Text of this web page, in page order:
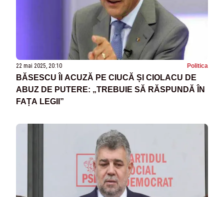
22 mai 2025, 20:10 Politica
BĂSESCU ÎI ACUZĂ PE CIUCĂ ȘI CIOLACU DE
ABUZ DE PUTERE: „TREBUIE SĂ RĂSPUNDĂ ÎN
FAȚA LEGII”